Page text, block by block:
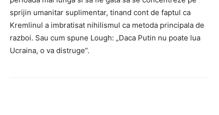
sprijin umanitar suplimentar, tinand cont de faptul ca
Kremlinul a imbratisat nihilismul ca metoda principala de
razboi. Sau cum spune Lough: „Daca Putin nu poate lua
Ucraina, o va distruge”.